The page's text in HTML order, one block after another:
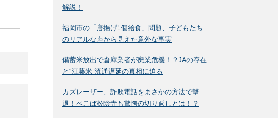
解説！
福岡市の「唐揚げ1個給食」問題、子どもたち
のリアルな声から見えた意外な事実
備蓄米放出で倉庫業者が廃業危機！？JAの存在
と“江藤米”流通遅延の真相に迫る
カズレーザー、詐欺電話をまさかの方法で撃
退！ぺこぱ松陰寺も驚愕の切り返しとは！？